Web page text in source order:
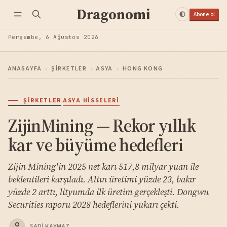
Dragonomi Abone ol
Perşembe, 6 Ağustos 2026
ANASAYFA › ŞIRKETLER › ASYA › HONG KONG
ŞIRKETLER·ASYA HISSELERI
ZijinMining — Rekor yıllık
kar ve büyüme hedefleri
Zijin Mining'in 2025 net karı 517,8 milyar yuan ile
beklentileri karşıladı. Altın üretimi yüzde 23, bakır
yüzde 2 arttı, lityumda ilk üretim gerçekleşti. Dongwu
Securities raporu 2028 hedeflerini yukarı çekti.